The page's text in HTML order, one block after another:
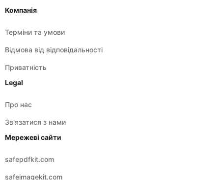
Компанія
Терміни та умови
Відмова від відповідальності
Приватність
Legal
Про нас
Зв'язатися з нами
Мережеві сайти
safepdfkit.com
safeimagekit.com